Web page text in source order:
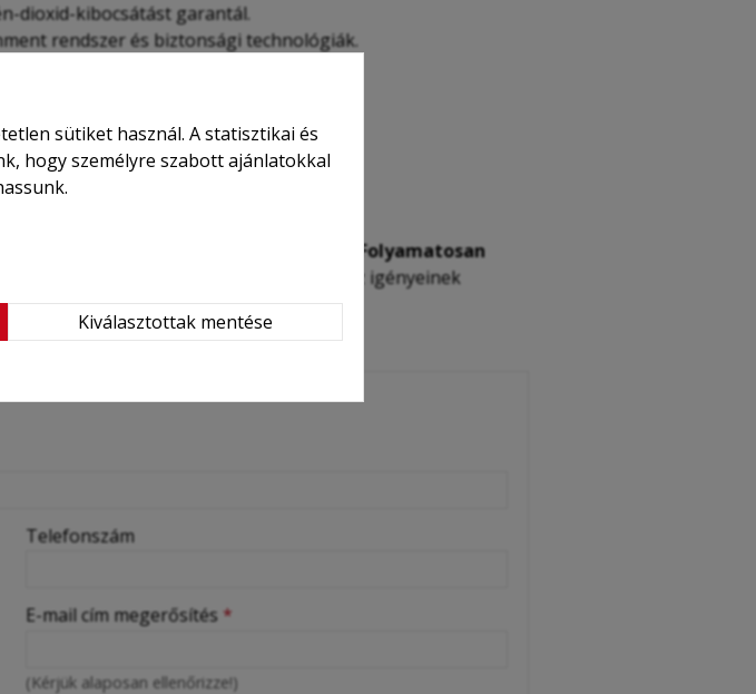
dioxid-kibocsátást garantál.
rendszer és biztonsági technológiák.
egyaránt megfelelő.
távú bérlésre is.
akár egy napra, akár hosszabb távra.
Folyamatosan
áraink
garantálják, hogy megtalálja az igényeinek
és élvezze a városi autózás új szintjét!
Telefonszám
E-mail cím megerősítés *
(Kérjük alaposan ellenőrizze!)
sütiket használ. A statisztikai és
hogy személyre szabott ajánlatokkal
Kiválasztottak mentése